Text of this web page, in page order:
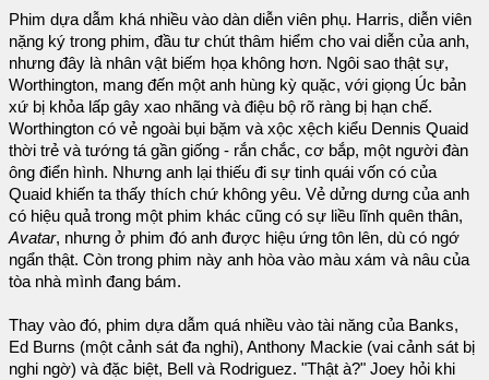
Phim dựa dẫm khá nhiều vào dàn diễn viên phụ. Harris, diễn viên
nặng ký trong phim, đầu tư chút thâm hiểm cho vai diễn của anh,
nhưng đây là nhân vật biếm họa không hơn. Ngôi sao thật sự,
Worthington, mang đến một anh hùng kỳ quặc, với giọng Úc bản
xứ bị khỏa lấp gây xao nhãng và điệu bộ rõ ràng bị hạn chế.
Worthington có vẻ ngoài bụi bặm và xộc xệch kiểu Dennis Quaid
thời trẻ và tướng tá gần giống - rắn chắc, cơ bắp, một người đàn
ông điển hình. Nhưng anh lại thiếu đi sự tinh quái vốn có của
Quaid khiến ta thấy thích chứ không yêu. Vẻ dửng dưng của anh
có hiệu quả trong một phim khác cũng có sự liều lĩnh quên thân,
Avatar, nhưng ở phim đó anh được hiệu ứng tôn lên, dù có ngớ
ngẩn thật. Còn trong phim này anh hòa vào màu xám và nâu của
tòa nhà mình đang bám.
Thay vào đó, phim dựa dẫm quá nhiều vào tài năng của Banks,
Ed Burns (một cảnh sát đa nghi), Anthony Mackie (vai cảnh sát bị
nghi ngờ) và đặc biệt, Bell và Rodriguez. "Thật à?" Joey hỏi khi